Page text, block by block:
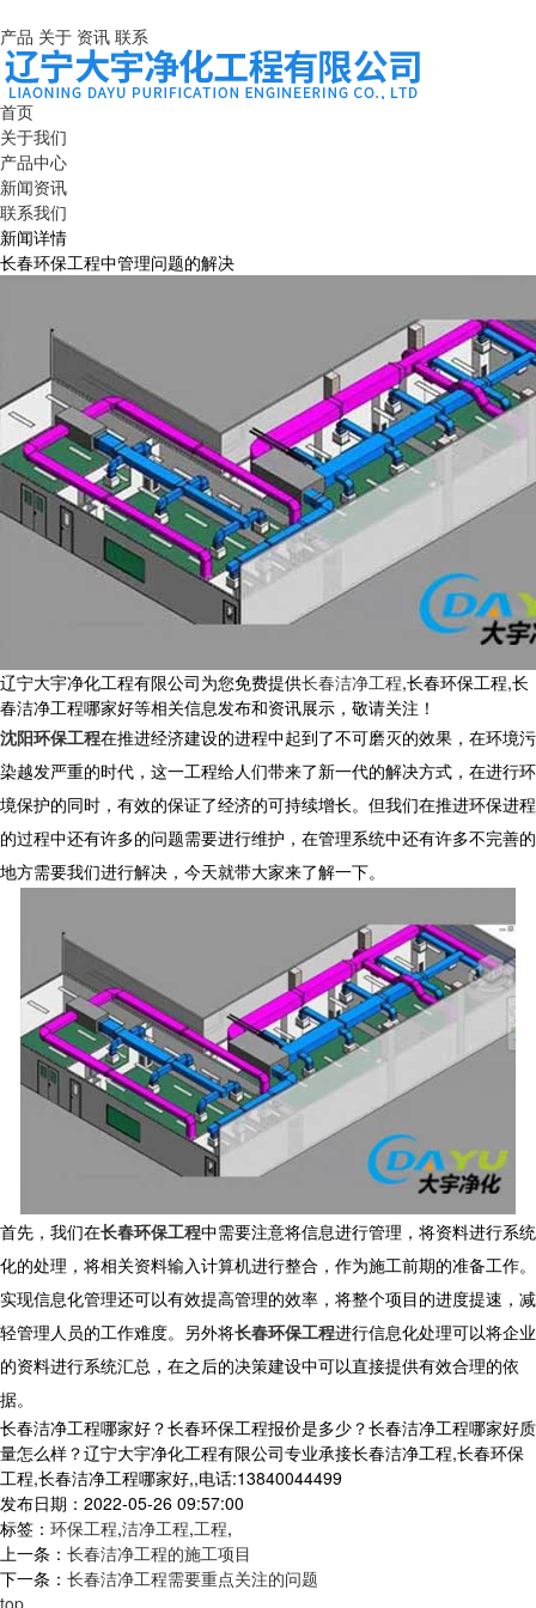
产品 关于 资讯 联系
首页
关于我们
产品中心
新闻资讯
联系我们
新闻详情
长春环保工程中管理问题的解决
辽宁大宇净化工程有限公司为您免费提供长春洁净工程,长春环保工程,长
春洁净工程哪家好等相关信息发布和资讯展示，敬请关注！
沈阳环保工程在推进经济建设的进程中起到了不可磨灭的效果，在环境污
染越发严重的时代，这一工程给人们带来了新一代的解决方式，在进行环
境保护的同时，有效的保证了经济的可持续增长。但我们在推进环保进程
的过程中还有许多的问题需要进行维护，在管理系统中还有许多不完善的
地方需要我们进行解决，今天就带大家来了解一下。
首先，我们在长春环保工程中需要注意将信息进行管理，将资料进行系统
化的处理，将相关资料输入计算机进行整合，作为施工前期的准备工作。
实现信息化管理还可以有效提高管理的效率，将整个项目的进度提速，减
轻管理人员的工作难度。另外将长春环保工程进行信息化处理可以将企业
的资料进行系统汇总，在之后的决策建设中可以直接提供有效合理的依
据。
长春洁净工程哪家好？长春环保工程报价是多少？长春洁净工程哪家好质
量怎么样？辽宁大宇净化工程有限公司专业承接长春洁净工程,长春环保
工程,长春洁净工程哪家好,,电话:13840044499
发布日期：2022-05-26 09:57:00
标签： 环保工程,洁净工程,工程,
上一条： 长春洁净工程的施工项目
下一条： 长春洁净工程需要重点关注的问题
top